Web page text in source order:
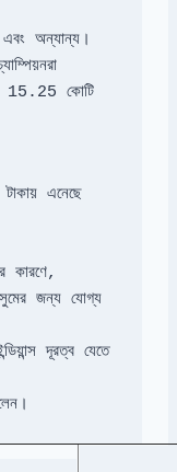
অন্যান্য।
15.25 কোটি
এনেছে
কারণে,
জন্য যোগ্য
দূরত্ব যেতে